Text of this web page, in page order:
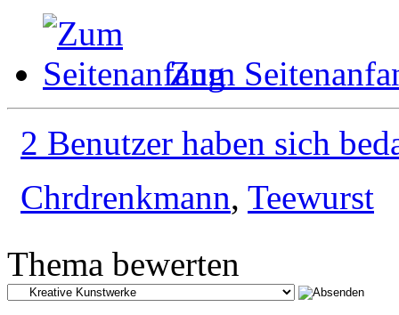
Zum
2 Benutzer haben sich
Chrdrenkmann, Teewurst
Thema bewerten